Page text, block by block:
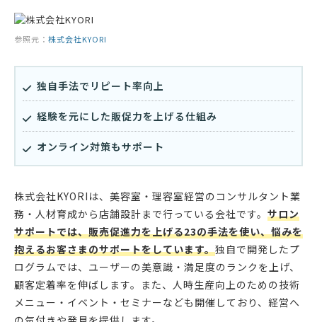
参照元： 株式会社KYORI
独自手法でリピート率向上
経験を元にした販促力を上げる仕組み
オンライン対策もサポート
株式会社KYORIは、美容室・理容室経営のコンサルタント業
務・人材育成から店舗設計まで行っている会社です。 サロン
サポートでは、販売促進力を上げる23の手法を使い、悩みを
抱えるお客さまのサポートをしています。独自で開発したプ
ログラムでは、ユーザーの美意識・満足度のランクを上げ、
顧客定着率を伸ばします。また、人時生産向上のための技術
メニュー・イベント・セミナーなども開催しており、経営へ